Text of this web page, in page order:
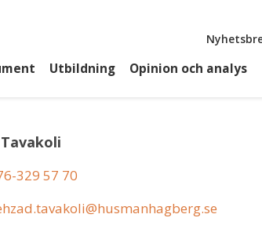
Top
Utbildning Opinion och analys
329 57 70